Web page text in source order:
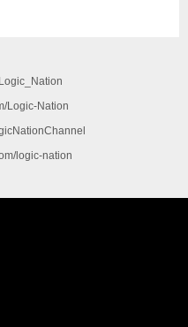
Logic-Nation
logic-nation